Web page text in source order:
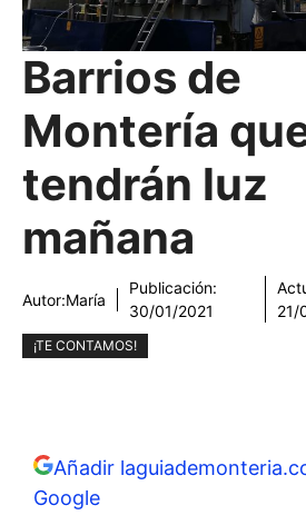
Barrios de
Montería
tendrán luz
mañana
Autor:María
Publicación:
30/01/2021
21/
¡TE CONTAMOS!
Añadir
Google